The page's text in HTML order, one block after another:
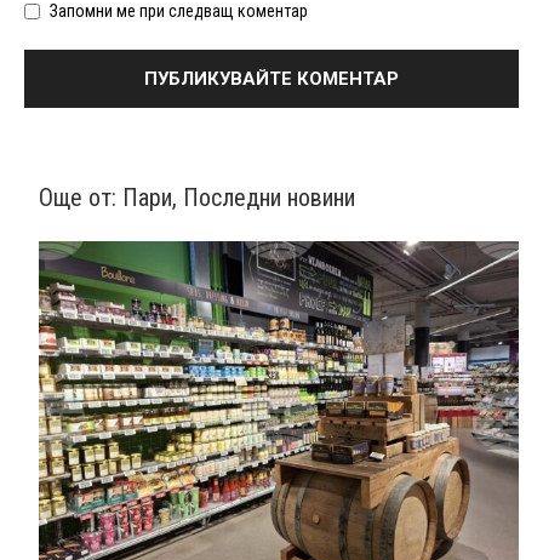
Запомни ме при следващ коментар
Още от: Пари, Последни новини